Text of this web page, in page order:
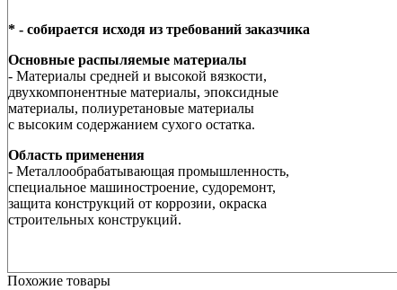
* - собирается исходя из требований заказчика
Основные распыляемые материалы
- Материалы средней и высокой вязкости,
двухкомпонентные материалы, эпоксидные
материалы, полиуретановые материалы
с высоким содержанием сухого остатка.
Область применения
- Металлообрабатывающая промышленность,
специальное машиностроение, судоремонт,
защита конструкций от коррозии, окраска
строительных конструкций.
Похожие товары